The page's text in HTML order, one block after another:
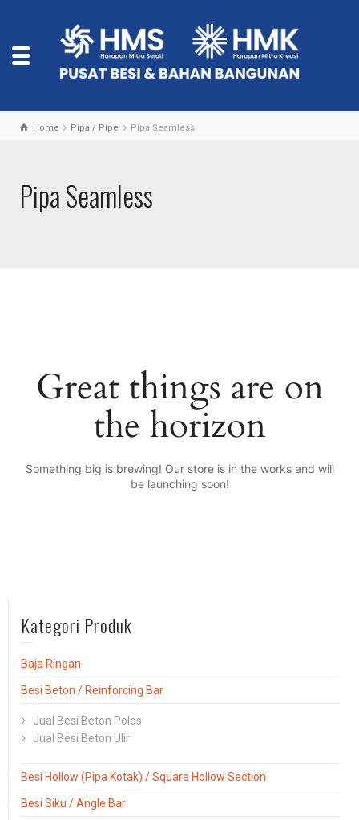
Home Pipa / Pipe Pipa Seamless
Pipa Seamless
Great things are on
the horizon
Something big is brewing! Our store is in the works and will
be launching soon!
Kategori Produk
Baja Ringan
Besi Beton / Reinforcing Bar
Jual Besi Beton Polos
Jual Besi Beton Ulir
Besi Hollow (Pipa Kotak) / Square Hollow Section
Besi Siku / Angle Bar